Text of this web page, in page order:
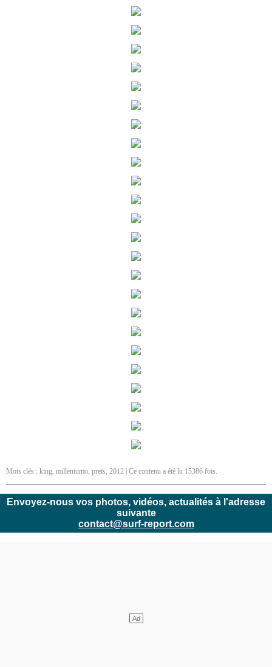
Mots clés : king, milleniumo, prets, 2012 | Ce contenu a été lu 15386 fois.
Envoyez-nous vos photos, vidéos, actualités à l'adresse
suivante
contact@surf-report.com